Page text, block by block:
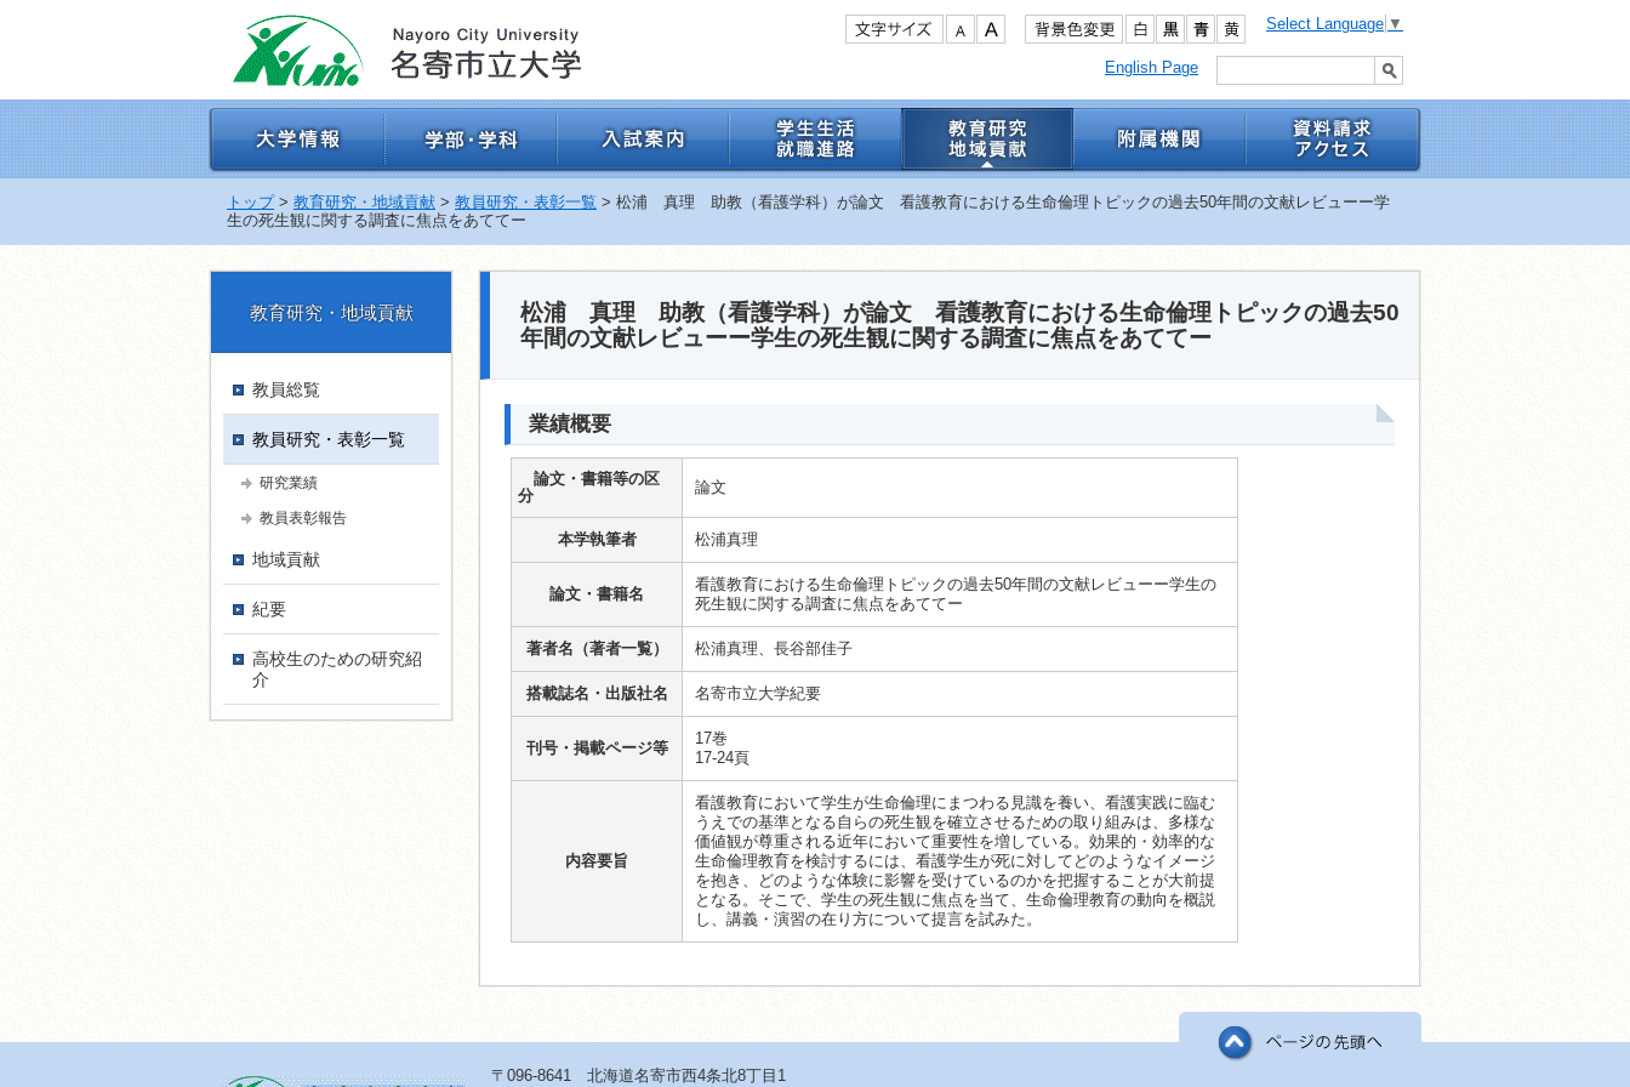
ー
シ
を
飛
ば
す
Select Language ▼
English Page
トップ> 教育研究・地域貢献 > 教員研究・表彰一覧 > 松浦 真理 助教（看護学科）が論文 看護教育における生命倫理トピックの過去50年間の文献レビューー学
生の死生観に関する調査に焦点をあててー
松浦 真理 助教（看護学科）が論文 看護教育における生命倫理トピックの過去50
年間の文献レビューー学生の死生観に関する調査に焦点をあててー
業績概要
論文・書籍等の区
分
論文
本学執筆者 松浦真理
論文・書籍名
看護教育における生命倫理トピックの過去50年間の文献レビューー学生の
死生観に関する調査に焦点をあててー
著者名（著者一覧） 松浦真理、長谷部佳子
搭載誌名・出版社名 名寄市立大学紀要
刊号・掲載ページ等
17巻
17-24頁
内容要旨
看護教育において学生が生命倫理にまつわる見識を養い、看護実践に臨む
うえでの基準となる自らの死生観を確立させるための取り組みは、多様な
価値観が尊重される近年において重要性を増している。効果的・効率的な
生命倫理教育を検討するには、看護学生が死に対してどのようなイメージ
を抱き、どのような体験に影響を受けているのかを把握することが大前提
となる。そこで、学生の死生観に焦点を当て、生命倫理教育の動向を概説
し、講義・演習の在り方について提言を試みた。
教育研究・地域貢献
教員総覧
教員研究・表彰一覧
研究業績
教員表彰報告
地域貢献
紀要
高校生のための研究紹
介
〒096-8641 北海道名寄市西4条北8丁目1